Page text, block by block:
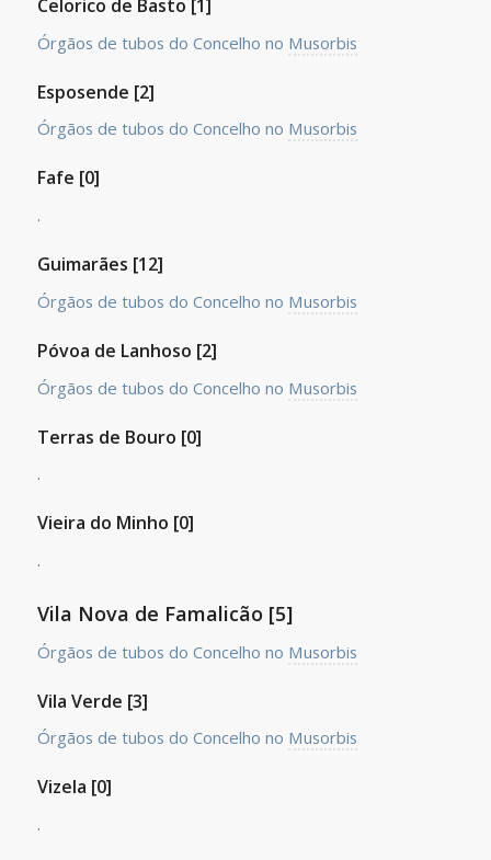
Celorico de Basto [1]
Órgãos de tubos do Concelho no Musorbis
Esposende [2]
Órgãos de tubos do Concelho no Musorbis
Fafe [0]
.
Guimarães [12]
Órgãos de tubos do Concelho no Musorbis
Póvoa de Lanhoso [2]
Órgãos de tubos do Concelho no Musorbis
Terras de Bouro [0]
.
Vieira do Minho [0]
.
Vila Nova de Famalicão [5]
Órgãos de tubos do Concelho no Musorbis
Vila Verde [3]
Órgãos de tubos do Concelho no Musorbis
Vizela [0]
.